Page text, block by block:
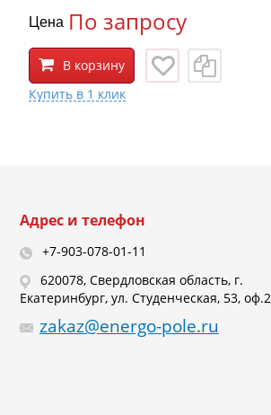
Цена По запросу
В корзину
Адрес и телефон
+7-903-078-01-11
620078, Свердловская область, г.
Екатеринбург, ул. Студенческая, 53, оф.2
zakaz@energo-pole.ru